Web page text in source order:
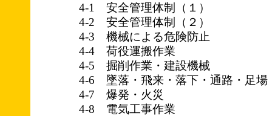
4-1 安全管理体制（１）
4-2 安全管理体制（２）
4-3 機械による危険防止
4-4 荷役運搬作業
4-5 掘削作業・建設機械
4-6 墜落・飛来・落下・通路・足場
4-7 爆発・火災
4-8 電気工事作業